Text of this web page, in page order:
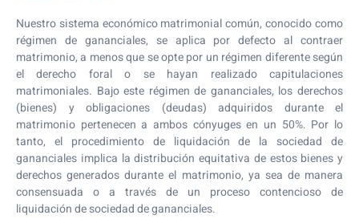
Nuestro sistema económico matrimonial común, conocido como
régimen de gananciales, se aplica por defecto al contraer
matrimonio, a menos que se opte por un régimen diferente según
el derecho foral o se hayan realizado capitulaciones
matrimoniales. Bajo este régimen de gananciales, los derechos
(bienes) y obligaciones (deudas) adquiridos durante el
matrimonio pertenecen a ambos cónyuges en un 50%. Por lo
tanto, el procedimiento de liquidación de la sociedad de
gananciales implica la distribución equitativa de estos bienes y
derechos generados durante el matrimonio, ya sea de manera
consensuada o a través de un proceso contencioso de
liquidación de sociedad de gananciales.